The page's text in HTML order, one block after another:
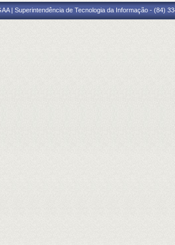
| Superintendência de Tecnologia da Informação - (84)